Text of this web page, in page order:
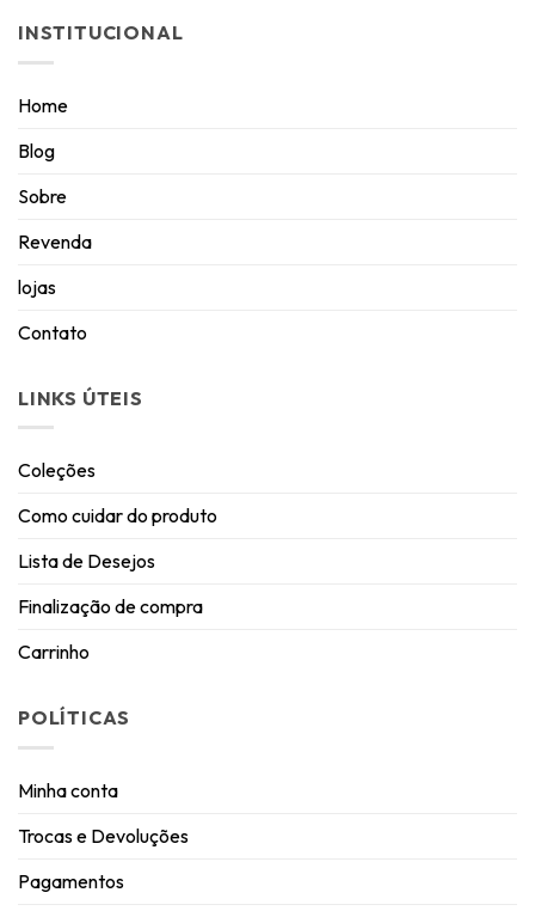
INSTITUCIONAL
Home
Blog
Sobre
Revenda
lojas
Contato
LINKS ÚTEIS
Coleções
Como cuidar do produto
Lista de Desejos
Finalização de compra
Carrinho
POLÍTICAS
Minha conta
Trocas e Devoluções
Pagamentos